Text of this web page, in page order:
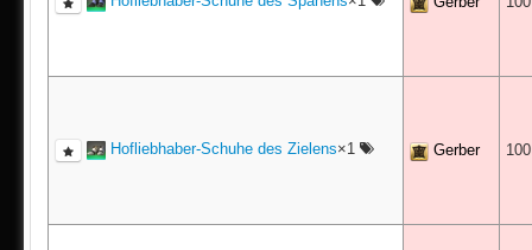
Hofliebhaber-Schuhe des Zielens×1 Gerber